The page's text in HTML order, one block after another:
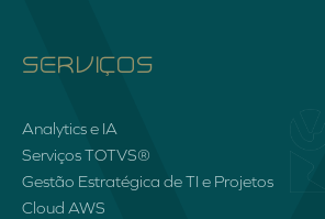
SERVIÇOS
Analytics e IA
Serviços TOTVS®
Gestão Estratégica de TI e Projetos
Cloud AWS